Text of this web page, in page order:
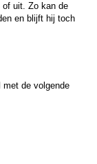
of uit. Zo kan de
en blijft hij toch
met de volgende